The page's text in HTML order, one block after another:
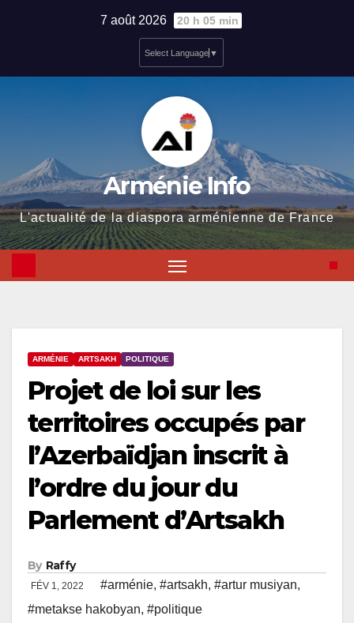
7 août 2026 20 h 05 min
Select Language ▼
Arménie Info
L'actualité de la diaspora arménienne de France
ARMÉNIE ARTSAKH POLITIQUE
Projet de loi sur les
territoires occupés par
l’Azerbaïdjan inscrit à
l’ordre du jour du
Parlement d’Artsakh
By Raffy
FÉV 1, 2022 #arménie, #artsakh, #artur musiyan,
#metakse hakobyan, #politique